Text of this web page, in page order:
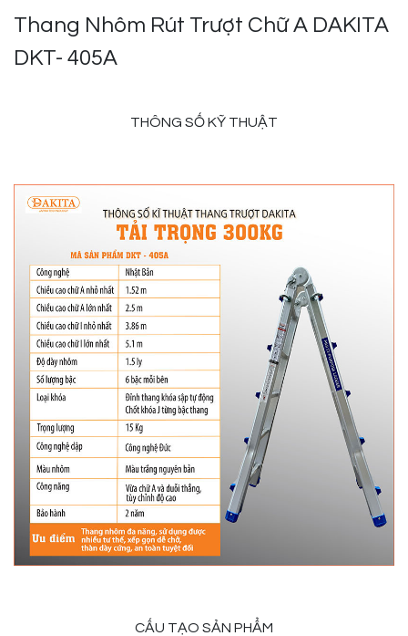
Thang Nhôm Rút Trượt Chữ A DAKITA
DKT- 405A
THÔNG SỐ KỸ THUẬT
CẤU TẠO SẢN PHẨM